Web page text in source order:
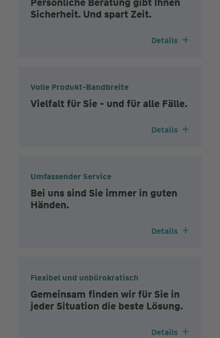
Sicherheit. Und spart Zeit.
Details
Volle Produkt-Bandbreite
Vielfalt für Sie - und für alle Fälle.
Details
Umfassender Service
Bei uns sind Sie immer in guten
Händen.
Details
Flexibel und unbürokratisch
Gemeinsam finden wir für Sie in
jeder Situation die beste Lösung.
Details